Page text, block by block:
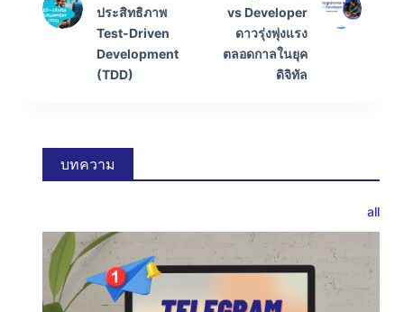
ประสิทธิภาพ
Test-Driven
Development
(TDD)
vs Developer
ดาวรุ่งพุ่งแรง
ตลอดกาลในยุค
ดิจิทัล
บทความ
all